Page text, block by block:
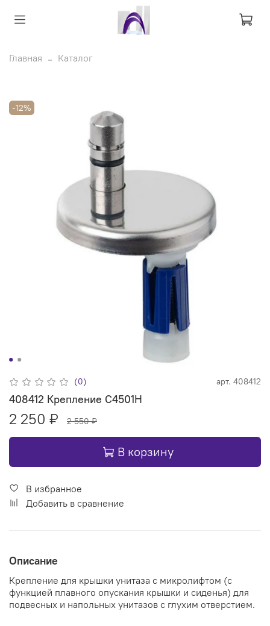
Главная Каталог
-12%
(0) арт. 408412
408412 Крепление C4501H
2 250 ₽ 2 550 ₽
В корзину
В избранное
Добавить в сравнение
Описание
Крепление для крышки унитаза с микролифтом (с
функцией плавного опускания крышки и сиденья) для
подвесных и напольных унитазов с глухим отверстием.